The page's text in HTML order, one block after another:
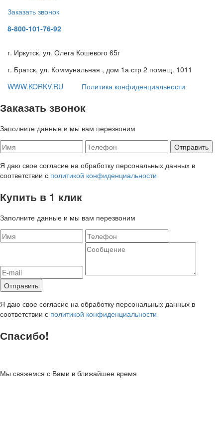
Заказать звонок
8-800-101-76-92
г. Иркутск, ул. Олега Кошевого 65г
г. Братск, ул. Коммунальная , дом 1а стр 2 помещ. 1011
WWW.KORKV.RU
Политика конфиденциальности
Заказать звонок
Заполните данные и мы вам перезвоним
Я даю свое согласие на обработку персональных данных в
соответствии с политикой конфиденциальности
Купить в 1 клик
Заполните данные и мы вам перезвоним
Я даю свое согласие на обработку персональных данных в
соответствии с политикой конфиденциальности
Спасибо!
Мы свяжемся с Вами в ближайшее время